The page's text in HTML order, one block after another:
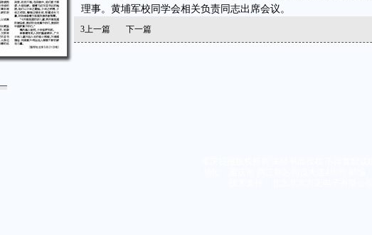
理事。黄埔军校同学会相关负责同志出席会议。
3上一篇 下一篇